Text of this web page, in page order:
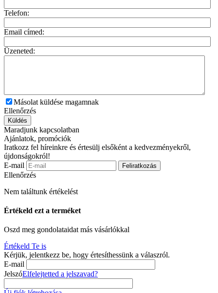
Telefon:
Email címed:
Üzeneted:
Másolat küldése magamnak
Ellenőrzés
Küldés
Maradjunk kapcsolatban
Ajánlatok, promóciók
Iratkozz fel híreinkre és értesülj elsőként a kedvezményekről,
újdonságokról!
E-mail
Feliratkozás
Ellenőrzés
Nem találtunk értékelést
Értékeld ezt a terméket
Oszd meg gondolataidat más vásárlókkal
Értékeld Te is
Kérjük, jelentkezz be, hogy értesíthessünk a válaszról.
E-mail
JelszóElfelejtetted a jelszavad?